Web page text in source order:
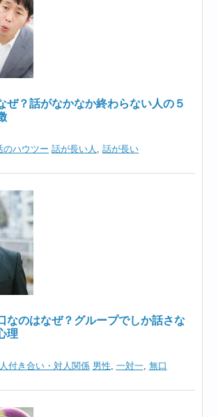
ぜ？話がなかなか終わらない人の５
のハウツー 話が長い人 , 話が長い
なのはなぜ？グループでしか話さな
理
人付き合い・対人関係 男性, 一対一, 無口